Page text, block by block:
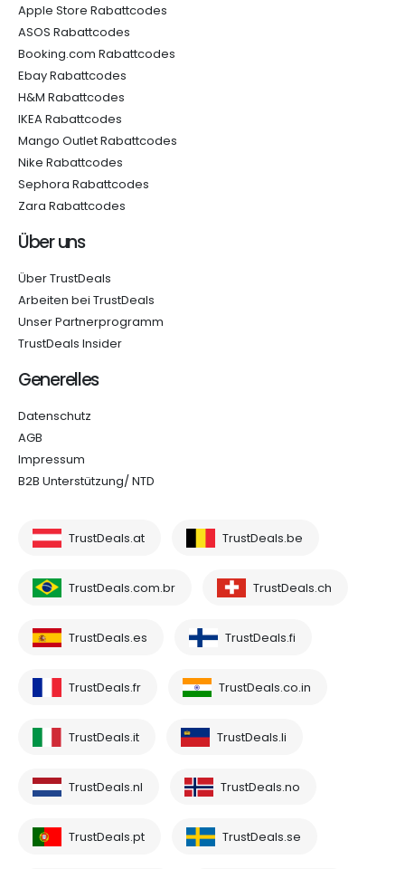
Apple Store Rabattcodes
ASOS Rabattcodes
Booking.com Rabattcodes
Ebay Rabattcodes
H&M Rabattcodes
IKEA Rabattcodes
Mango Outlet Rabattcodes
Nike Rabattcodes
Sephora Rabattcodes
Zara Rabattcodes
Über uns
Über TrustDeals
Arbeiten bei TrustDeals
Unser Partnerprogramm
TrustDeals Insider
Generelles
Datenschutz
AGB
Impressum
B2B Unterstützung/ NTD
TrustDeals.at TrustDeals.be
TrustDeals.com.br TrustDeals.ch
TrustDeals.es TrustDeals.fi
TrustDeals.fr TrustDeals.co.in
TrustDeals.it TrustDeals.li
TrustDeals.nl TrustDeals.no
TrustDeals.pt TrustDeals.se